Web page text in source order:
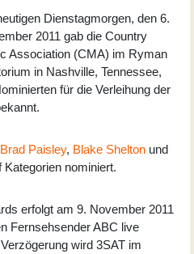
Dienstagmorgen, den 6.
2011 gab die Country
Association (CMA) im Ryman
in Nashville, Tennessee,
für die Verleihung der
Brad Paisley, Blake Shelton und
Kategorien nominiert.
erfolgt am 9. November 2011
Fernsehsender ABC live
wird 3SAT im